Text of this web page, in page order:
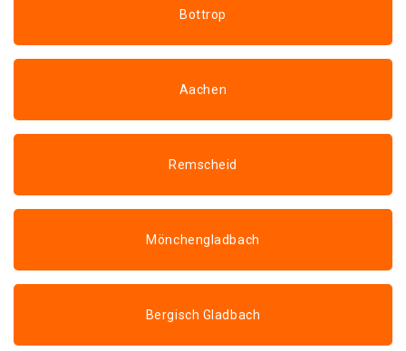
Bottrop
Aachen
Remscheid
Mönchengladbach
Bergisch Gladbach